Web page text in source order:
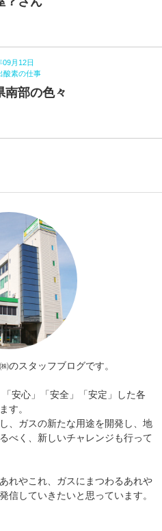
09月12日
酸素の仕事
南部の色々
のスタッフブログです。
安心」「安全」「安定」した各
す。
、ガスの新たな用途を開発し、地
べく、新しいチャレンジも行って
れやこれ、ガスにまつわるあれや
信していきたいと思っています。